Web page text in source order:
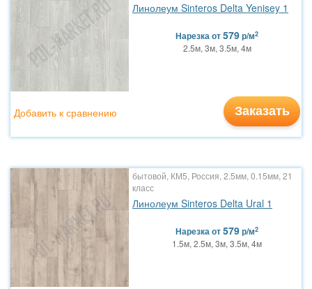
Линолеум Sinteros Delta Yenisey 1
Нарезкаот579р/м2
2.5м, 3м, 3.5м, 4м
Заказать
Добавить к сравнению
бытовой, КМ5, Россия, 2.5мм, 0.15мм, 21
класс
Линолеум Sinteros Delta Ural 1
Нарезкаот579р/м2
1.5м, 2.5м, 3м, 3.5м, 4м